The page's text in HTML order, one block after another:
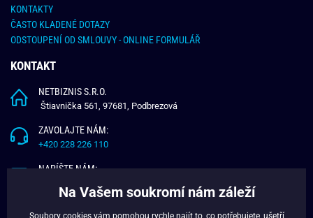
KONTAKTY
ČASTO KLADENÉ DOTAZY
ODSTOUPENÍ OD SMLOUVY - ONLINE FORMULÁŘ
KONTAKT
NETBIZNIS S.R.O.
Štiavnička 561, 97681, Podbrezová
ZAVOLAJTE NÁM:
+420 228 226 110
NAPÍŠTE NÁM:
Na Vašem soukromí nám záleží
Soubory cookies vám pomohou rychle najít to, co potřebujete, ušetří